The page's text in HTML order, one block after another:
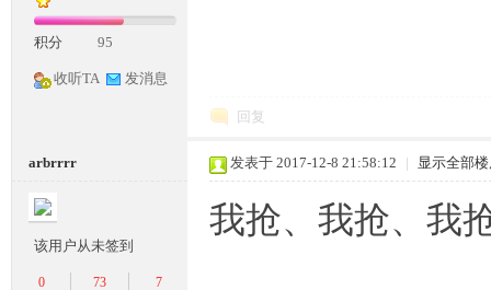
积分 95
收听TA 发消息
回复
arbrrrr
该用户从未签到
0
73
7
发表于 2017-12-8 21:58:12 | 显示全部
我抢、我抢、我